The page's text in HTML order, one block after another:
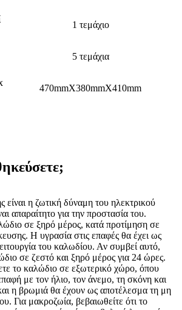
1 τεμάχιο
5 τεμάχια
470mmX380mmX410mm
είναι η ζωτική δύναμη του ηλεκτρικού
απαραίτητο για την προστασία του.
σε ξηρό μέρος, κατά προτίμηση σε
Η υγρασία στις επαφές θα έχει ως
του καλωδίου. Αν συμβεί αυτό,
σε ζεστό και ξηρό μέρος για 24 ώρες.
το καλώδιο σε εξωτερικό χώρο, όπου
με τον ήλιο, τον άνεμο, τη σκόνη και
η βρωμιά θα έχουν ως αποτέλεσμα τη μη
Για μακροζωία, βεβαιωθείτε ότι το